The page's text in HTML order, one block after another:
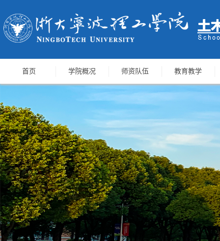
首页 学院概况 师资队伍 教育教学